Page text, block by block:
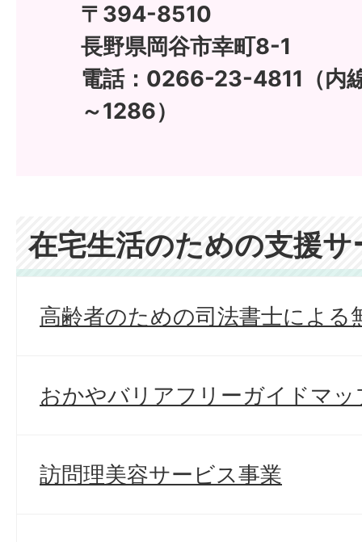
〒394-8510
長野県岡谷市幸町8-1
電話：0266-23-4811（内
～1286）
在宅生活のための支援サ
高齢者のための司法書士による
おかやバリアフリーガイドマッ
訪問理美容サービス事業